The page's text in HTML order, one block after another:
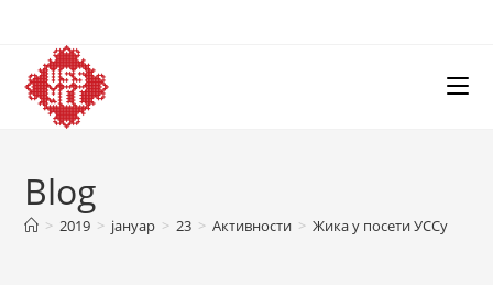
content
Blog
> 2019 > јануар > 23 > Активности > Жика у посети УССу